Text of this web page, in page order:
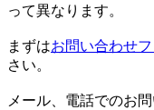
って異なります。
まずはお問い合わせ
さい。
メール、電話でのお